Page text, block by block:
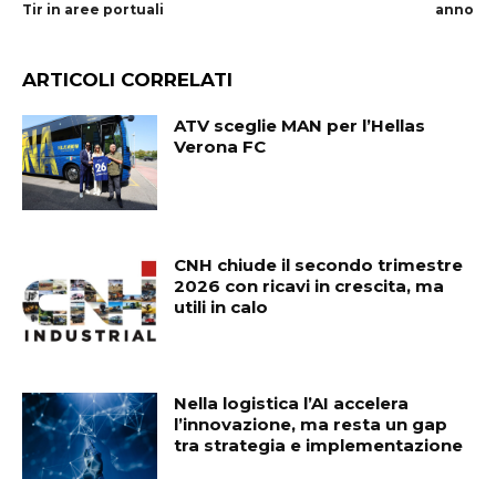
Tir in aree portuali
anno
ARTICOLI CORRELATI
ATV sceglie MAN per l’Hellas
Verona FC
CNH chiude il secondo trimestre
2026 con ricavi in crescita, ma
utili in calo
Nella logistica l’AI accelera
l’innovazione, ma resta un gap
tra strategia e implementazione